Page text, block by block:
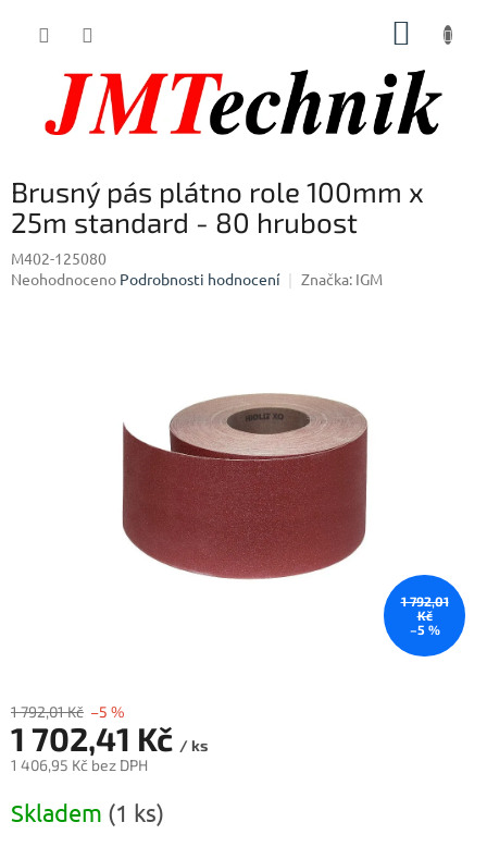
Brusný pás plátno role 100mm x
25m standard - 80 hrubost
M402-125080
Průměrné
Neohodnoceno Podrobnosti hodnocení Značka: IGM
1 792,01
Kč
–5 %
1 792,01 Kč –5 %
1 702,41 Kč / ks
1 406,95 Kč bez DPH
cena:
Skladem (1 ks)